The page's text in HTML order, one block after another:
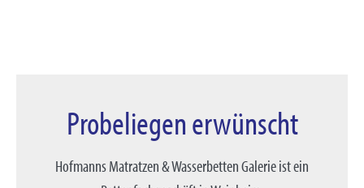
Probeliegen erwünscht
Hofmanns Matratzen & Wasserbetten Galerie ist ein